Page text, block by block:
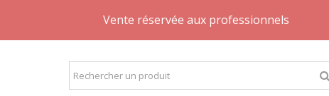
Vente réservée aux professionnels